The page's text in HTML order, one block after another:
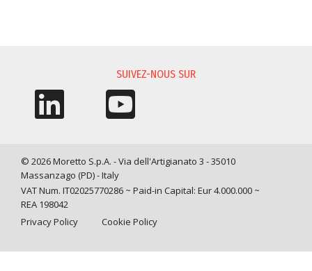
SUIVEZ-NOUS SUR
© 2026 Moretto S.p.A. - Via dell'Artigianato 3 - 35010
Massanzago (PD) - Italy
VAT Num. IT02025770286 ~ Paid-in Capital: Eur 4.000.000 ~
REA 198042
Privacy Policy
Cookie Policy